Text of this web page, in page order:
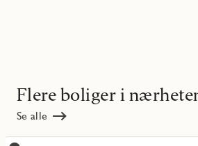
Flere boliger i
Se alle
Les